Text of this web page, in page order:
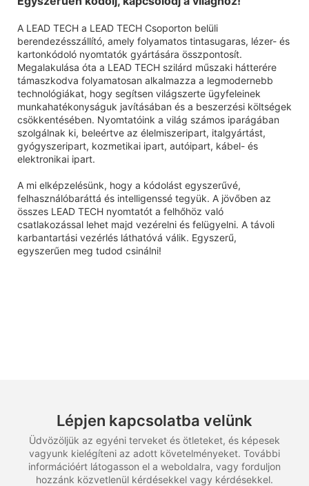
A LEAD TECH a LEAD TECH Csoporton belüli
berendezésszállító, amely folyamatos tintasugaras, lézer- és
kartonkódoló nyomtatók gyártására összpontosít.
Megalakulása óta a LEAD TECH szilárd műszaki hátterére
támaszkodva folyamatosan alkalmazza a legmodernebb
technológiákat, hogy segítsen világszerte ügyfeleinek
munkahatékonyságuk javításában és a beszerzési költségek
csökkentésében. Nyomtatóink a világ számos iparágában
szolgálnak ki, beleértve az élelmiszeripart, italgyártást,
gyógyszeripart, kozmetikai ipart, autóipart, kábel- és
elektronikai ipart.
A mi elképzelésünk, hogy a kódolást egyszerűvé,
felhasználóbaráttá és intelligenssé tegyük. A jövőben az
összes LEAD TECH nyomtatót a felhőhöz való
csatlakozással lehet majd vezérelni és felügyelni. A távoli
karbantartási vezérlés láthatóvá válik. Egyszerű,
egyszerűen meg tudod csinálni!
Lépjen kapcsolatba velünk
Üdvözöljük az egyéni terveket és ötleteket, és képesek
vagyunk kielégíteni az adott követelményeket. További
információért látogasson el a weboldalra, vagy forduljon
hozzánk közvetlenül kérdésekkel vagy kérdésekkel.